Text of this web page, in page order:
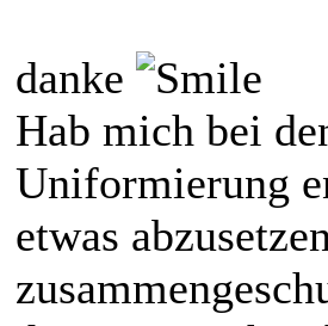
danke
Hab mich bei
Uniformierung
etwas